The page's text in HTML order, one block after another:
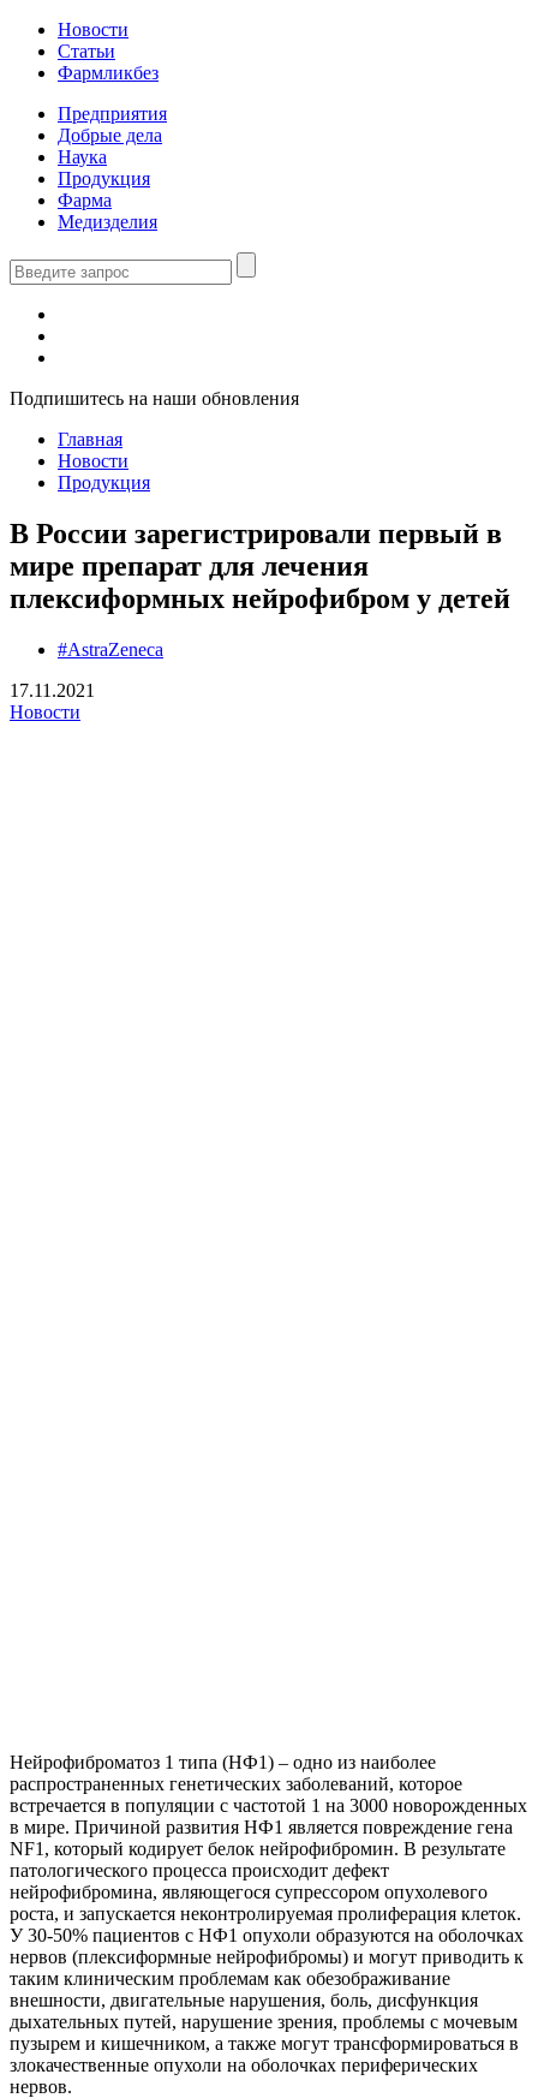
Новости
Статьи
Фармликбез
Предприятия
Добрые дела
Наука
Продукция
Фарма
Медизделия
Подпишитесь на наши обновления
Главная
Новости
Продукция
В России зарегистрировали первый в
мире препарат для лечения
плексиформных нейрофибром у детей
#AstraZeneca
17.11.2021
Новости
Нейрофиброматоз 1 типа (НФ1) – одно из наиболее
распространенных генетических заболеваний, которое
встречается в популяции с частотой 1 на 3000 новорожденных
в мире. Причиной развития НФ1 является повреждение гена
NF1, который кодирует белок нейрофибромин. В результате
патологического процесса происходит дефект
нейрофибромина, являющегося супрессором опухолевого
роста, и запускается неконтролируемая пролиферация клеток.
У 30-50% пациентов с НФ1 опухоли образуются на оболочках
нервов (плексиформные нейрофибромы) и могут приводить к
таким клиническим проблемам как обезображивание
внешности, двигательные нарушения, боль, дисфункция
дыхательных путей, нарушение зрения, проблемы с мочевым
пузырем и кишечником, а также могут трансформироваться в
злокачественные опухоли на оболочках периферических
нервов.